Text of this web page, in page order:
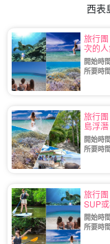
西表
旅行
次的
開始時
所要時
旅行
島浮
開始時
所要時
旅行
SUP
片
開始時
所要時